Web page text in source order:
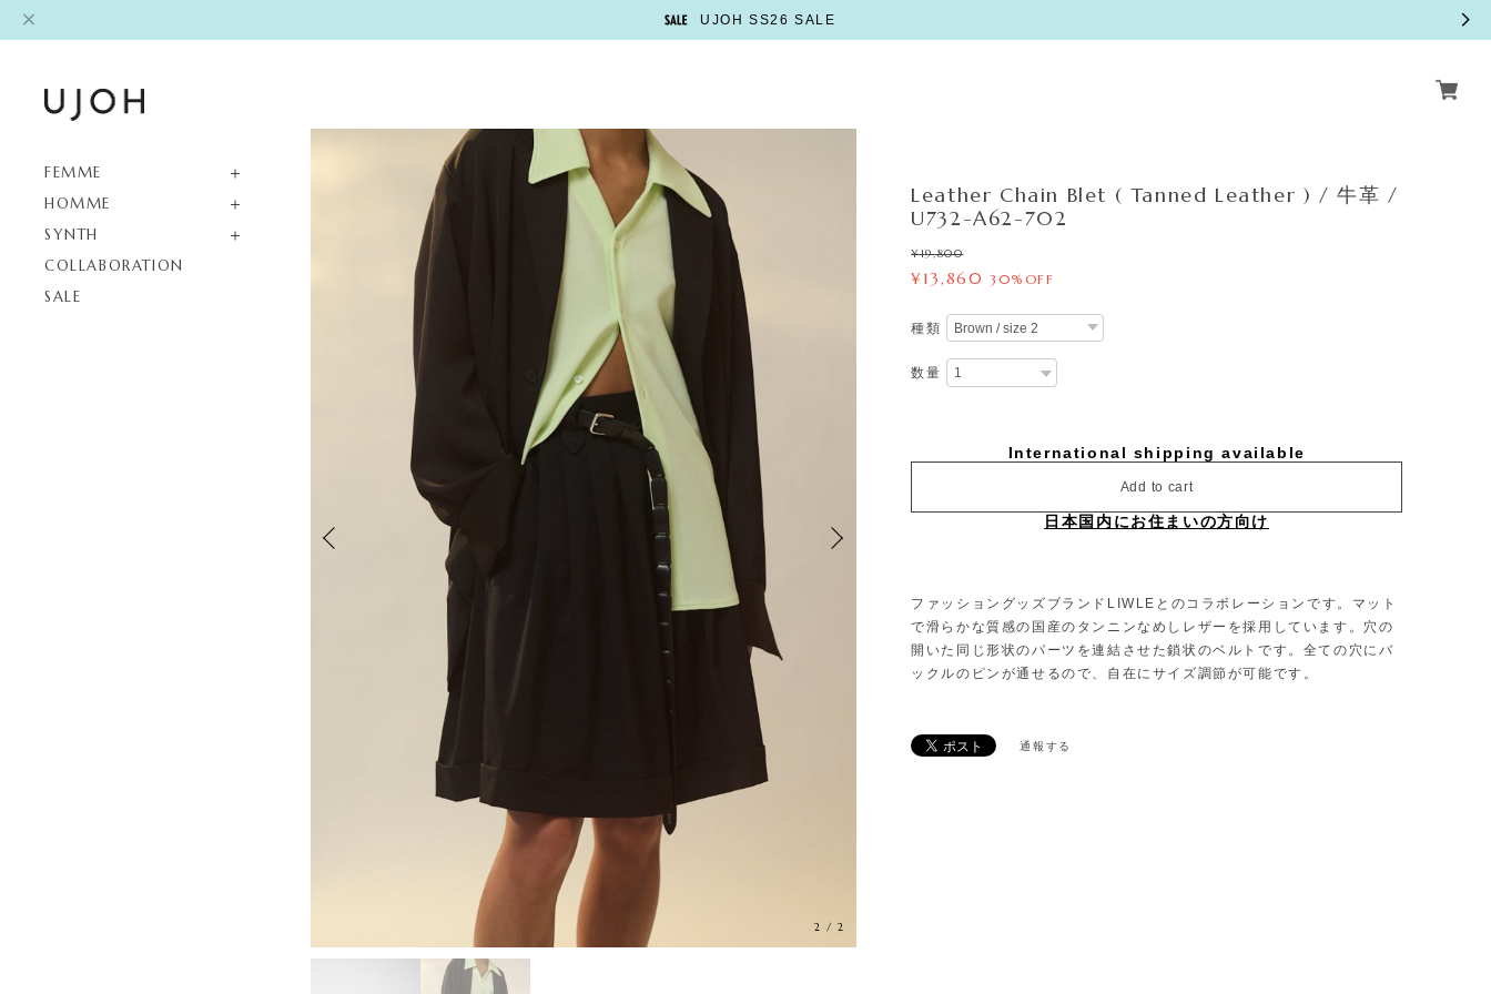
UJOH SS26 SALE
FEMME
HOMME
SYNTH
COLLABORATION
SALE
2 /2
Leather Chain Blet ( Tanned Leather ) / 牛革 /
U732-A62-702
¥19,800
¥13,860 30%OFF
種類
数量
International shipping available
Add to cart
日本国内にお住まいの方向け
ファッショングッズブランドLIWLEとのコラボレーションです。マット
で滑らかな質感の国産のタンニンなめしレザーを採⽤しています。⽳の
開いた同じ形状のパーツを連結させた鎖状のベルトです。全ての⽳にバ
ックルのピンが通せるので、⾃在にサイズ調節が可能です。
通報する